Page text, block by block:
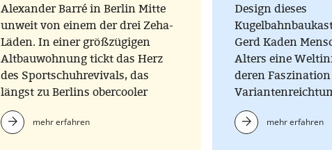
Alexander Barré in Berlin Mitte
unweit von einem der drei Zeha-
Läden. In einer größzügigen
Altbauwohnung tickt das Herz
des Sportschuhrevivals, das
längst zu Berlins obercooler
Streetware erklärt wurde. Schon
beim handgemachten Kaffee
mehr erfahren
Design dieses
Gerd Kaden
Alters eine
deren
ungebrochen ist.
verrückter -mehr erfahren